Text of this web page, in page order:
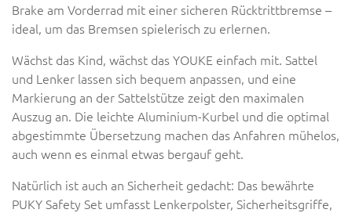
Brake am Vorderrad mit einer sicheren Rücktrittbremse –
ideal, um das Bremsen spielerisch zu erlernen.
Wächst das Kind, wächst das YOUKE einfach mit. Sattel
und Lenker lassen sich bequem anpassen, und eine
Markierung an der Sattelstütze zeigt den maximalen
Auszug an. Die leichte Aluminium-Kurbel und die optimal
abgestimmte Übersetzung machen das Anfahren mühelos,
auch wenn es einmal etwas bergauf geht.
Natürlich ist auch an Sicherheit gedacht: Das bewährte
PUKY Safety Set umfasst Lenkerpolster, Sicherheitsgriffe,